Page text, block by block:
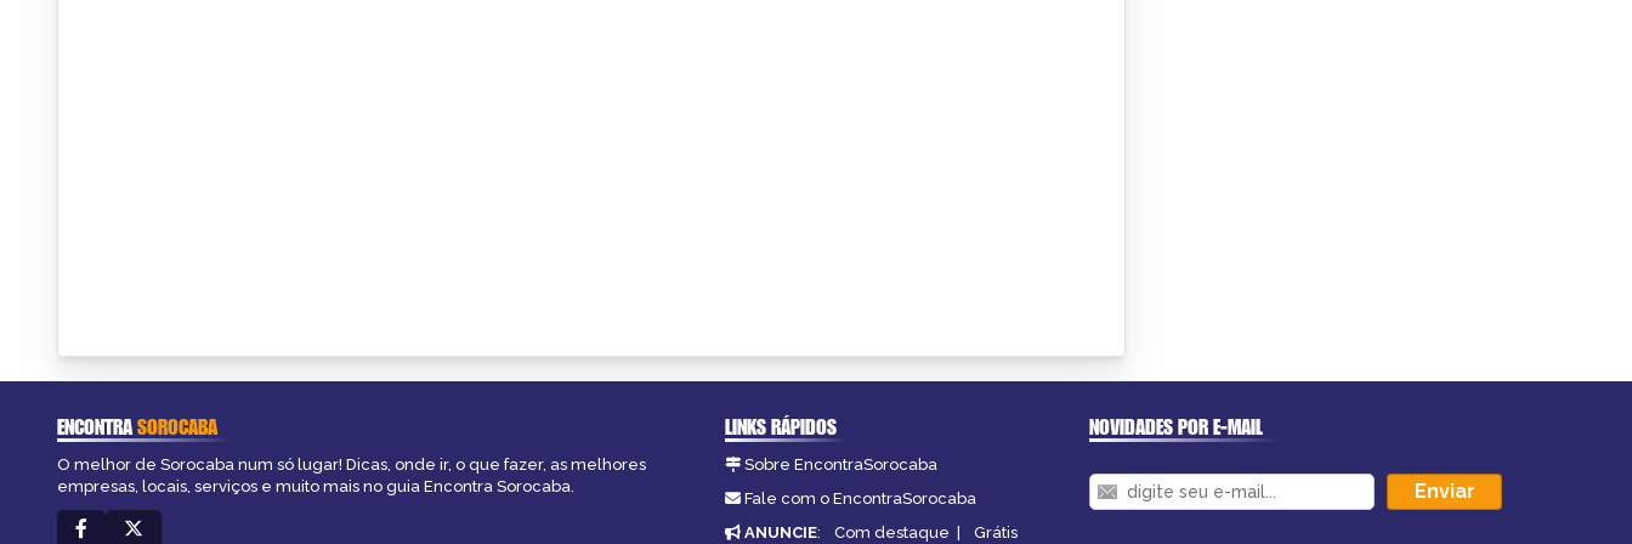
ENCONTRASOROCABA
O melhor de Sorocaba num só lugar! Dicas, onde ir, o que fazer, as melhores
empresas, locais, serviços e muito mais no guia Encontra Sorocaba.
LINKS RÁPIDOS
Sobre EncontraSorocaba
Fale com o EncontraSorocaba
ANUNCIE: Com destaque | Grátis
NOVIDADES POR E-MAIL